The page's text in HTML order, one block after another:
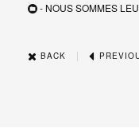
- NOUS SOMMES
BACK |